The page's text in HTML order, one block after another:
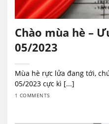
Chào mùa hè –
05/2023
Mùa hè rực lửa đang tới,
05/2023 cực kì [...]
1 COMMENTS